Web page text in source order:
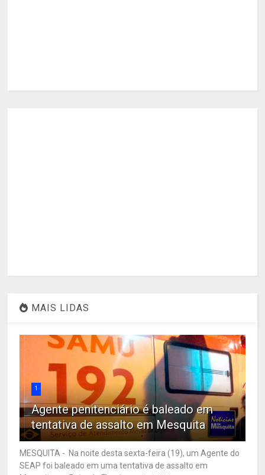
MAIS LIDAS
1
Agente penitenciário é baleado em
tentativa de assalto em Mesquita
MESQUITA - Na noite desta sexta-feira (19), um Agente do
SEAP foi baleado em uma tentativa de assalto em